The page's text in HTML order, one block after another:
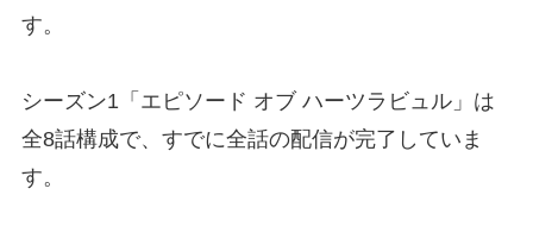
す。
シーズン1「エピソード オブ ハーツラビュル」は
全8話構成で、すでに全話の配信が完了していま
す。